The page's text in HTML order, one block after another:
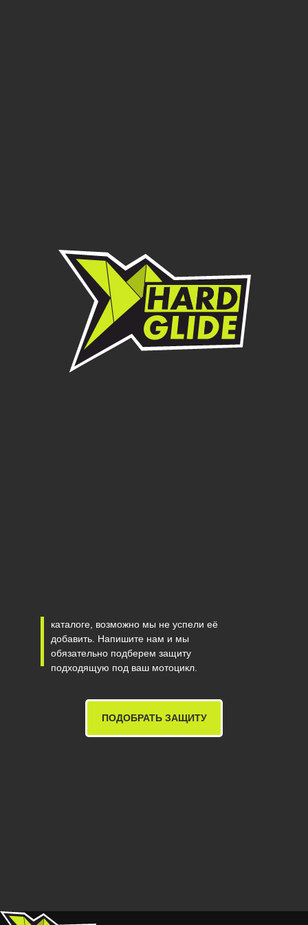
Защита двигателя и
прогрессии для мотоциклов
AVANTIS
каталоге, возможно мы не успели её
добавить. Напишите нам и мы
обязательно подберем защиту
подходящую под ваш мотоцикл.
ПОДОБРАТЬ ЗАЩИТУ